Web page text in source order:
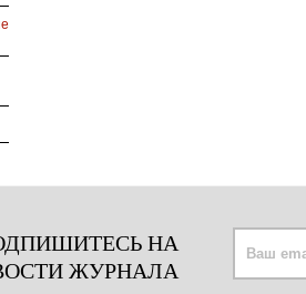
НА
ЖУРНАЛА